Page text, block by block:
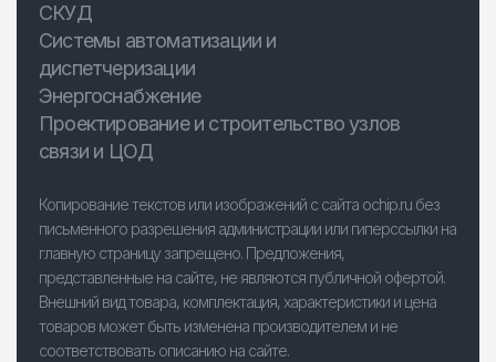
СКУД
Системы автоматизации и
диспетчеризации
Энергоснабжение
Проектирование и строительство узлов
связи и ЦОД
Копирование текстов или изображений с сайта ochip.ru без
письменного разрешения администрации или гиперссылки на
главную страницу запрещено. Предложения,
представленные на сайте, не являются публичной офертой.
Внешний вид товара, комплектация, характеристики и цена
товаров может быть изменена производителем и не
соответствовать описанию на сайте.